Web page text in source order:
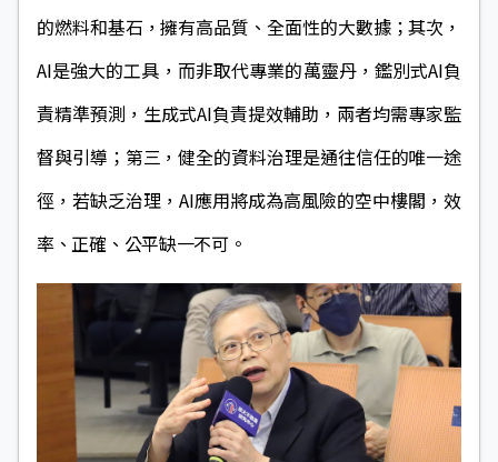
的燃料和基石，擁有高品質、全面性的大數據；其次，
AI是強大的工具，而非取代專業的萬靈丹，鑑別式AI負
責精準預測，生成式AI負責提效輔助，兩者均需專家監
督與引導；第三，健全的資料治理是通往信任的唯一途
徑，若缺乏治理，AI應用將成為高風險的空中樓閣，效
率、正確、公平缺一不可。